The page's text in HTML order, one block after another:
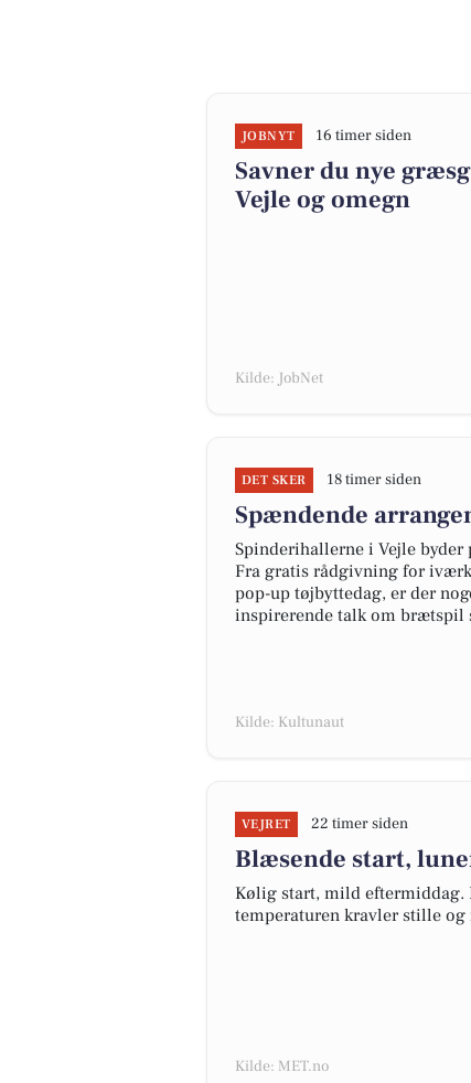
JOBNYT 16 timer siden
Savner du nye
Vejle og omegn
Kilde: JobNet
DET SKER 18 timer siden
Spændende
Spinderihallerne i Vejle byder
Fra gratis rådgivning for
pop-up tøjbyttedag, er der
inspirerende talk om brætspil
Kilde: Kultunaut
VEJRET 22 timer siden
Blæsende start,
Kølig start, mild eftermiddag.
temperaturen kravler stille
Kilde: MET.no